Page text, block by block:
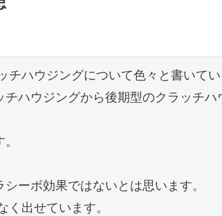
ハウジングについて色々と書いてい
ハウジングから後期型のクラッチハ
ーボ効果ではないとは思います。
出せています。